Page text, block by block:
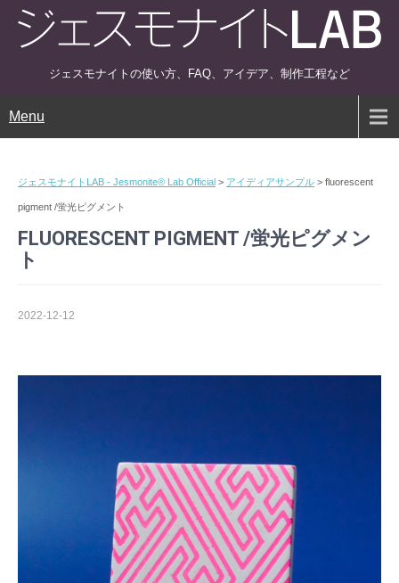
ジェスモナイトの使い方、FAQ、アイデア、制作工程など
Menu
ジェスモナイトLAB - Jesmonite® Lab Official > アイディアサンプル > fluorescent
pigment /蛍光ピグメント
FLUORESCENT PIGMENT /蛍光ピグメン
ト
2022-12-12